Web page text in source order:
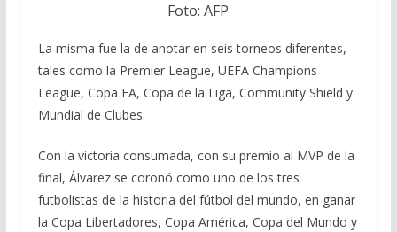
Foto: AFP
La misma fue la de anotar en seis torneos diferentes,
tales como la Premier League, UEFA Champions
League, Copa FA, Copa de la Liga, Community Shield y
Mundial de Clubes.
Con la victoria consumada, con su premio al MVP de la
final, Álvarez se coronó como uno de los tres
futbolistas de la historia del fútbol del mundo, en ganar
la Copa Libertadores, Copa América, Copa del Mundo y